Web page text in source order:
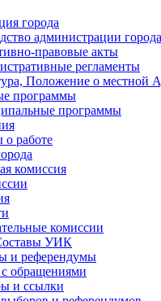
города
администрации города
правовые акты
регламенты
Положение о местной
программы
программы
о работе
комиссия
комиссии
УИК
и референдумы
с обращениями
и ссылки